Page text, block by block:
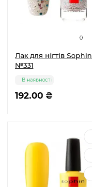
0
Лак для нігтів Sophin
№331
192.00 ₴
В наявності